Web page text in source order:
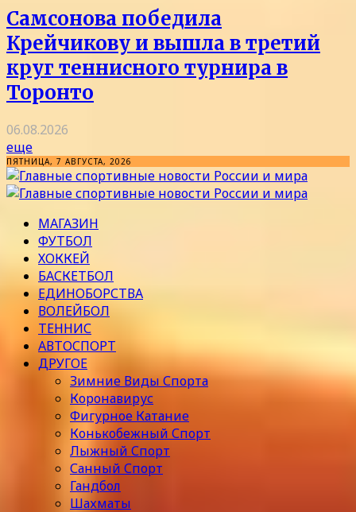
Самсонова победила
Крейчикову и вышла в третий
круг теннисного турнира в
Торонто
06.08.2026
еще
ПЯТНИЦА, 7 АВГУСТА, 2026
МАГАЗИН
ФУТБОЛ
ХОККЕЙ
БАСКЕТБОЛ
ЕДИНОБОРСТВА
ВОЛЕЙБОЛ
ТЕННИС
АВТОСПОРТ
ДРУГОЕ
Зимние Виды Спорта
Коронавирус
Фигурное Катание
Конькобежный Спорт
Лыжный Спорт
Санный Спорт
Гандбол
Шахматы